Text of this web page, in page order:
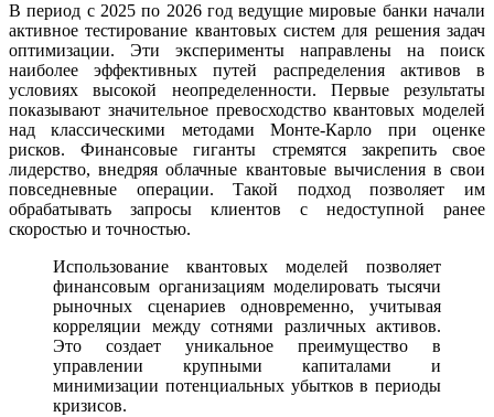
В период с 2025 по 2026 год ведущие мировые банки начали
активное тестирование квантовых систем для решения задач
оптимизации. Эти эксперименты направлены на поиск
наиболее эффективных путей распределения активов в
условиях высокой неопределенности. Первые результаты
показывают значительное превосходство квантовых моделей
над классическими методами Монте-Карло при оценке
рисков. Финансовые гиганты стремятся закрепить свое
лидерство, внедряя облачные квантовые вычисления в свои
повседневные операции. Такой подход позволяет им
обрабатывать запросы клиентов с недоступной ранее
скоростью и точностью.
Использование квантовых моделей позволяет
финансовым организациям моделировать тысячи
рыночных сценариев одновременно, учитывая
корреляции между сотнями различных активов.
Это создает уникальное преимущество в
управлении крупными капиталами и
минимизации потенциальных убытков в периоды
кризисов.